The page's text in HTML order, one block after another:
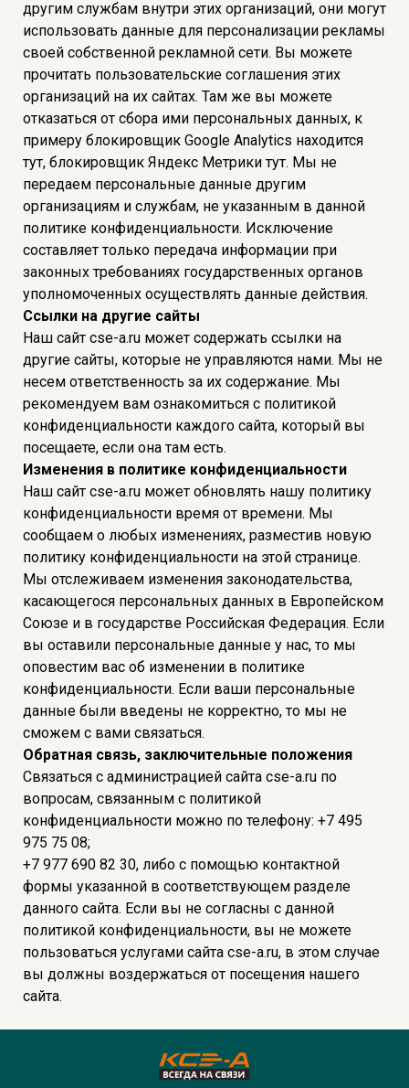
другим службам внутри этих организаций, они могут
использовать данные для персонализации рекламы
своей собственной рекламной сети. Вы можете
прочитать пользовательские соглашения этих
организаций на их сайтах. Там же вы можете
отказаться от сбора ими персональных данных, к
примеру блокировщик Google Analytics находится
тут, блокировщик Яндекс Метрики тут. Мы не
передаем персональные данные другим
организациям и службам, не указанным в данной
политике конфиденциальности. Исключение
составляет только передача информации при
законных требованиях государственных органов
уполномоченных осуществлять данные действия.
Ссылки на другие сайты
Наш сайт cse-a.ru может содержать ссылки на
другие сайты, которые не управляются нами. Мы не
несем ответственность за их содержание. Мы
рекомендуем вам ознакомиться с политикой
конфиденциальности каждого сайта, который вы
посещаете, если она там есть.
Изменения в политике конфиденциальности
Наш сайт cse-a.ru может обновлять нашу политику
конфиденциальности время от времени. Мы
сообщаем о любых изменениях, разместив новую
политику конфиденциальности на этой странице.
Мы отслеживаем изменения законодательства,
касающегося персональных данных в Европейском
Союзе и в государстве Российская Федерация. Если
вы оставили персональные данные у нас, то мы
оповестим вас об изменении в политике
конфиденциальности. Если ваши персональные
данные были введены не корректно, то мы не
сможем с вами связаться.
Обратная связь, заключительные положения
Связаться с администрацией сайта cse-a.ru по
вопросам, связанным с политикой
конфиденциальности можно по телефону: +7 495
975 75 08;
+7 977 690 82 30, либо с помощью контактной
формы указанной в соответствующем разделе
данного сайта. Если вы не согласны с данной
политикой конфиденциальности, вы не можете
пользоваться услугами сайта cse-a.ru, в этом случае
вы должны воздержаться от посещения нашего
сайта.